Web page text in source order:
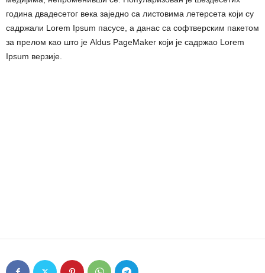
година двадесетог века заједно са листовима летерсета који су
садржали Lorem Ipsum пасусе, а данас са софтверским пакетом
за прелом као што је Aldus PageMaker који је садржао Lorem
Ipsum верзије.